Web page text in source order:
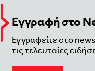
Εγγραφή στο
Εγγραφείτε στο
τις τελευταίες